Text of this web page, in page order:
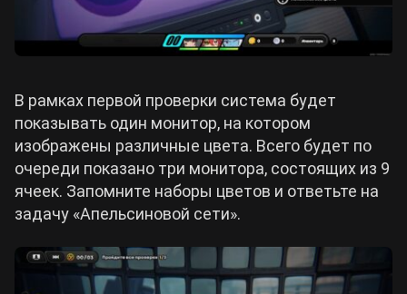
В рамках первой проверки система будет
показывать один монитор, на котором
изображены различные цвета. Всего будет по
очереди показано три монитора, состоящих из 9
ячеек. Запомните наборы цветов и ответьте на
задачу «Апельсиновой сети».